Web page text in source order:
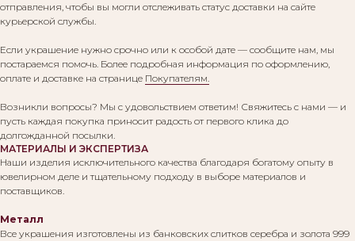
отправления, чтобы вы могли отслеживать статус доставки на сайте
курьерской службы.
Если украшение нужно срочно или к особой дате — сообщите нам, мы
постараемся помочь. Более подробная информация по оформлению,
оплате и доставке на странице Покупателям.
Возникли вопросы? Мы с удовольствием ответим! Свяжитесь с нами — и
пусть каждая покупка приносит радость от первого клика до
долгожданной посылки.
МАТЕРИАЛЫ И ЭКСПЕРТИЗА
Наши изделия исключительного качества благодаря богатому опыту в
ювелирном деле и тщательному подходу в выборе материалов и
поставщиков.
Металл
Все украшения изготовлены из банковских слитков серебра и золота 999